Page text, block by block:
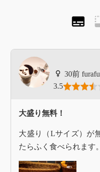
subtitles
3.5
大盛り無料！
大盛り（Lサイズ）が
たらふく食べられます